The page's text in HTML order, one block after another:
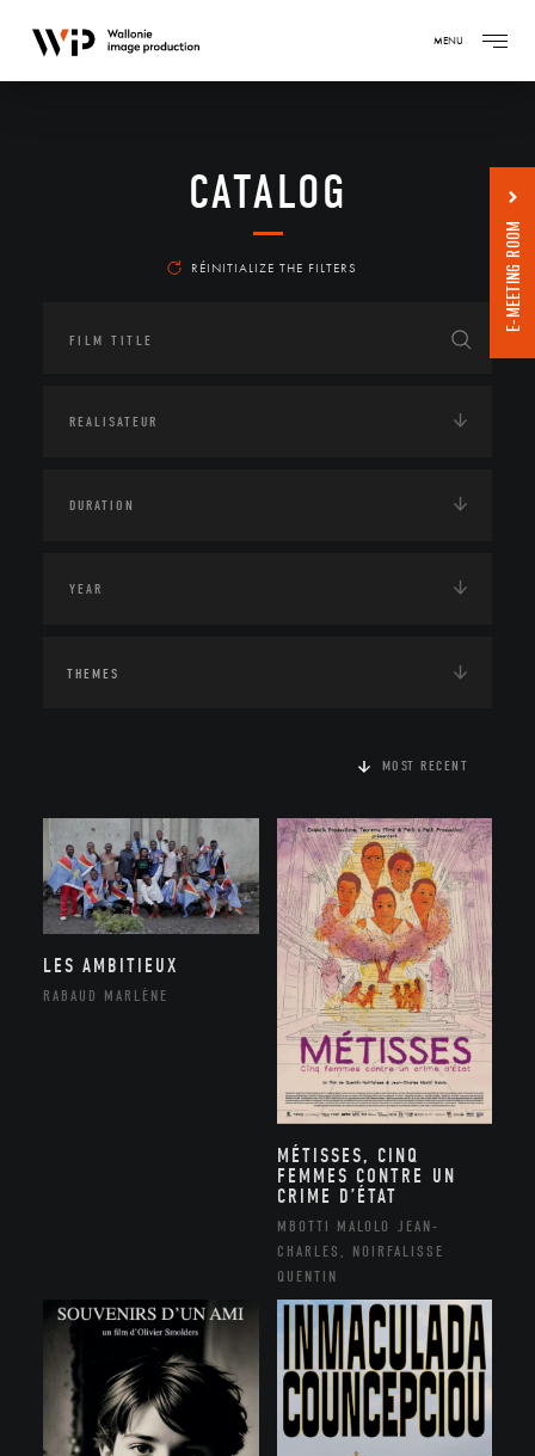
MENU
CATALOG
RÉINITIALIZE THE FILTERS
THEMES
MOST RECENT
LES AMBITIEUX
RABAUD MARLÈNE
MÉTISSES, CINQ
FEMMES CONTRE UN
CRIME D’ÉTAT
MBOTTI MALOLO JEAN-
CHARLES, NOIRFALISSE
QUENTIN
E-MEETING ROOM